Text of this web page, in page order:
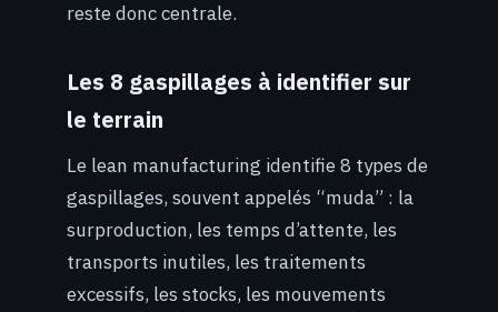
reste donc centrale.
Les 8 gaspillages à identifier sur
le terrain
Le lean manufacturing identifie 8 types de
gaspillages, souvent appelés “muda” : la
surproduction, les temps d’attente, les
transports inutiles, les traitements
excessifs, les stocks, les mouvements